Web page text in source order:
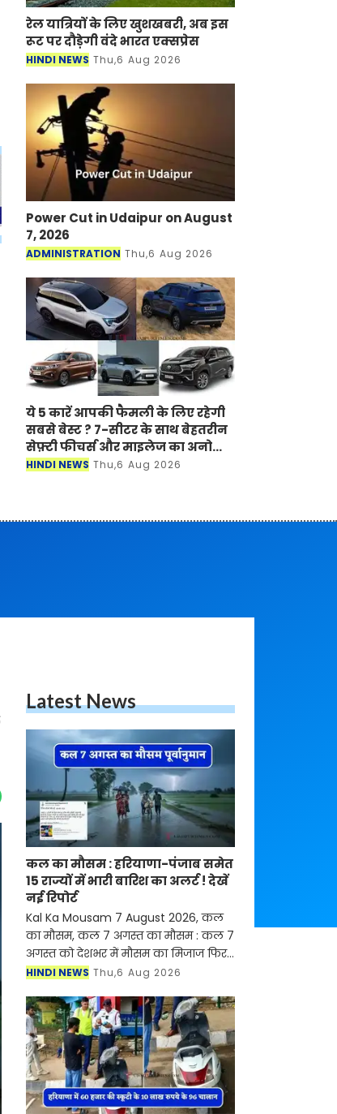
रेल यात्रियों के लिए खुशखबरी, अब इस
रूट पर दौड़ेगी वंदे भारत एक्‍सप्रेस
HINDI NEWS Thu,6 Aug 2026
Power Cut in Udaipur on August
7, 2026
ADMINISTRATION Thu,6 Aug 2026
ये 5 कारें आपकी फैमली के लिए रहेगी
सबसे बेस्ट ? 7-सीटर के साथ बेहतरीन
सेफ़्टी फीचर्स और माइलेज का अनोखा
अंदाज
HINDI NEWS Thu,6 Aug 2026
Latest News
कल का मौसम : हरियाणा-पंजाब समेत
15 राज्यों में भारी बारिश का अलर्ट ! देखें
नई रिपोर्ट
Kal Ka Mousam 7 August 2026, कल
का मौसम, कल 7 अगस्त का मौसम : कल 7
अगस्त को देशभर में मौसम का मिजाज फिर
से बदलने वाला है। देश के कई राज्यों में
को मिल रही है, ज
HINDI NEWS Thu,6 Aug 2026